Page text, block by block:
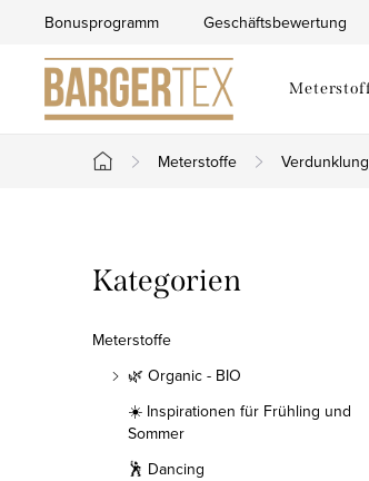
springen
Bonusprogramm Geschäftsbewertung
Startseite
Meterstoffe
e
i
Kategorien
überspringen
Kategorien
Meterstoffe
🌿 Organic - BIO
☀️ Inspirationen für Frühling und
Sommer
🕺 Dancing